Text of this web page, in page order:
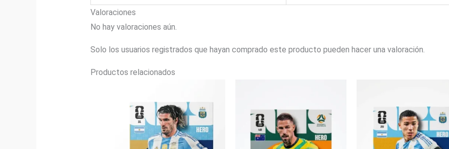
Valoraciones
No hay valoraciones aún.
Solo los usuarios registrados que hayan comprado este producto pueden hacer una valoración.
Productos relacionados